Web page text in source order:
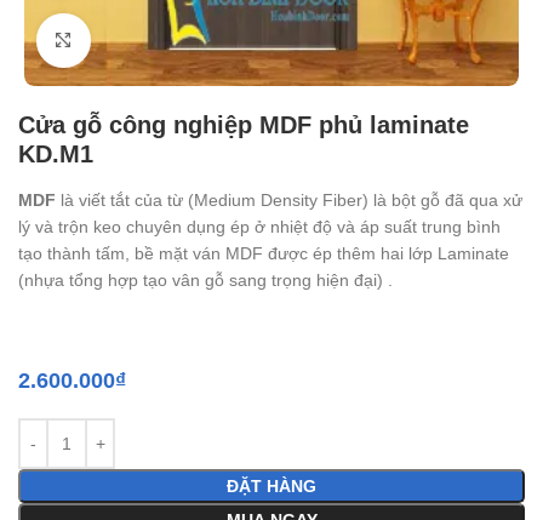
Click to enlarge
Cửa gỗ công nghiệp MDF phủ laminate
KD.M1
MDF là viết tắt của từ (Medium Density Fiber) là bột gỗ đã qua xử
lý và trộn keo chuyên dụng ép ở nhiệt độ và áp suất trung bình
tạo thành tấm, bề mặt ván MDF được ép thêm hai lớp Laminate
(nhựa tổng hợp tạo vân gỗ sang trọng hiện đại) .
2.600.000₫
ĐẶT HÀNG